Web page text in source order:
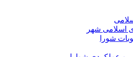
اسلامی شهر
شورا